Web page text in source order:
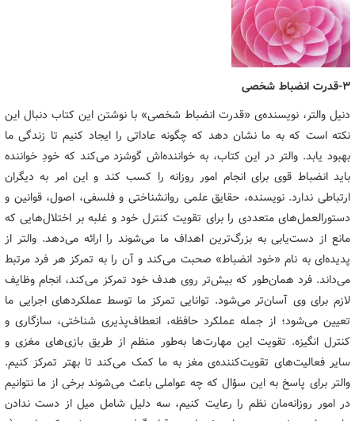
3-قدرت انضباط شخصی
دنیل والتر، نویسنده‌ی «قدرت انضباط شخصی» با نوشتن این کتاب دنبال این
نکته است که به ما نشان دهد که چگونه عاداتی را ایجاد کنیم تا زندگی ما
بهبود یابد. والتر در این کتاب، به خواننده‌اش گوشزد می‌کند که خودِ خواننده
باید انضباط قوی برای انجام امور روزانه را کسب کند و این امر به دیگران
ارتباطی ندارد. نویسنده، حقایق علمی روانشناختی و فلسفی، اصول، قوانین و
دستورالعمل‌های متعددی را برای تقویت کنترل خود و غلبه بر اختلال‌هایی که
مانع از دست‌یابی به بزرگ‌ترین اهداف ما می‌شوند را ارائه می‌دهد. والتر از
پدیده‌ای به نام «خود انضباط» صحبت می‌کند و آن را به تمرکز هر فرد مرتبط
می‌داند. فرد همان‌طور که بیش‌تر روی هدف خود تمرکز می‌کند، انجام وظایف
لازم برای وی آسان‌تر می‌شود. توانایی تمرکز ما توسط عملکردهای اجرایی ما
تعیین می‌شود؛ از جمله عملکرد حافظه، انعطاف‌پذیری شناختی، سازگاری و
کنترل انگیزه. تقویت این مهارت‌ها به‌طور منظم از طریق بازی‌های مغزی و
سایر فعالیت‌های تقویت‌کننده‌ی مغز به ما کمک می‌کند تا بهتر تمرکز کنیم.
والتر برای پاسخ به این سؤال که چه عواملی باعث می‌شوند برخی از ما نتوانیم
در امور روزانه‌مان نظم را رعایت کنیم، سه دلیل شامل میل از دست ندادن